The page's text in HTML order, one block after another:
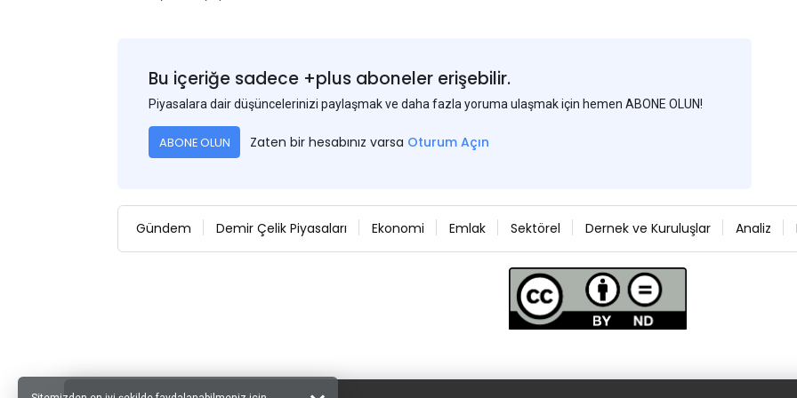
Bu içeriğe sadece +plus aboneler erişebilir.
Piyasalara dair düşüncelerinizi paylaşmak ve daha fazla yoruma ulaşmak için hemen ABONE OLUN!
ABONE OLUN Zaten bir hesabınız varsa Oturum Açın
Gündem Demir Çelik Piyasaları Ekonomi Emlak Sektörel Dernek ve Kuruluşlar Analiz